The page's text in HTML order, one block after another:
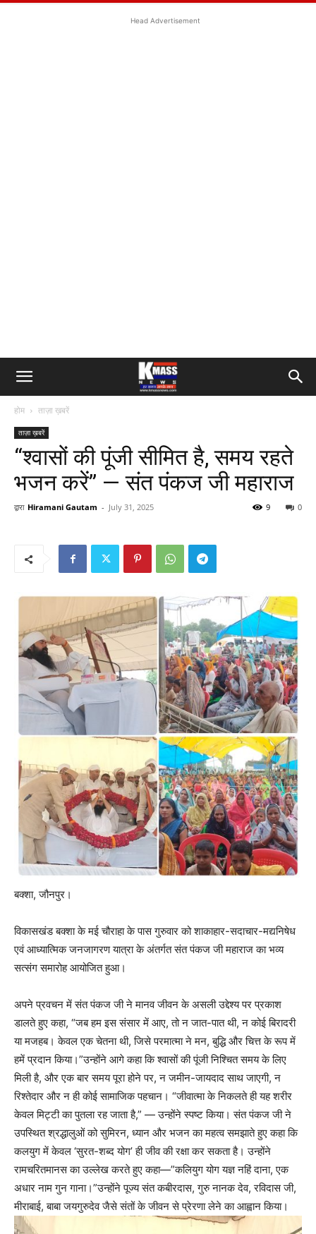
Head Advertisement
होम ताज़ा ख़बरें
ताज़ा ख़बरें
“श्वासों की पूंजी सीमित है, समय रहते
भजन करें” — संत पंकज जी महाराज
द्वारा Hiramani Gautam - July 31, 2025 0
9
बक्शा, जौनपुर।
विकासखंड बक्शा के मई चौराहा के पास गुरुवार को शाकाहार-सदाचार-मद्यनिषेध
एवं आध्यात्मिक जनजागरण यात्रा के अंतर्गत संत पंकज जी महाराज का भव्य
सत्संग समारोह आयोजित हुआ।
अपने प्रवचन में संत पंकज जी ने मानव जीवन के असली उद्देश्य पर प्रकाश
डालते हुए कहा, “जब हम इस संसार में आए, तो न जात-पात थी, न कोई बिरादरी
या मजहब। केवल एक चेतना थी, जिसे परमात्मा ने मन, बुद्धि और चित्त के रूप में
हमें प्रदान किया।”उन्होंने आगे कहा कि श्वासों की पूंजी निश्चित समय के लिए
मिली है, और एक बार समय पूरा होने पर, न जमीन-जायदाद साथ जाएगी, न
रिश्तेदार और न ही कोई सामाजिक पहचान। “जीवात्मा के निकलते ही यह शरीर
केवल मिट्टी का पुतला रह जाता है,” — उन्होंने स्पष्ट किया। संत पंकज जी ने
उपस्थित श्रद्धालुओं को सुमिरन, ध्यान और भजन का महत्व समझाते हुए कहा कि
कलयुग में केवल ‘सुरत-शब्द योग’ ही जीव की रक्षा कर सकता है। उन्होंने
रामचरितमानस का उल्लेख करते हुए कहा—”कलियुग योग यज्ञ नहिं दाना, एक
अधार नाम गुन गाना।”उन्होंने पूज्य संत कबीरदास, गुरु नानक देव, रविदास जी,
मीराबाई, बाबा जयगुरुदेव जैसे संतों के जीवन से प्रेरणा लेने का आह्वान किया।